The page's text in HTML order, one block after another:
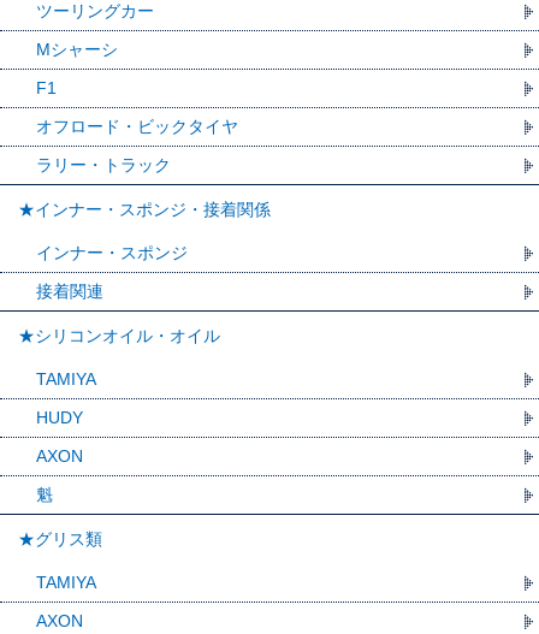
ツーリングカー
Mシャーシ
F1
オフロード・ビックタイヤ
ラリー・トラック
★インナー・スポンジ・接着関係
インナー・スポンジ
接着関連
★シリコンオイル・オイル
TAMIYA
HUDY
AXON
魁
★グリス類
TAMIYA
AXON